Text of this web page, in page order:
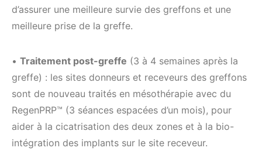
d’assurer une meilleure survie des greffons et une
meilleure prise de la greffe.
• Traitement post-greffe (3 à 4 semaines après la
greffe) : les sites donneurs et receveurs des greffons
sont de nouveau traités en mésothérapie avec du
RegenPRP™ (3 séances espacées d’un mois), pour
aider à la cicatrisation des deux zones et à la bio-
intégration des implants sur le site receveur.